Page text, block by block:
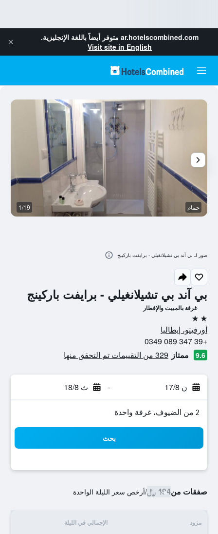
ar.hotelscombined.com متوفر أيضاً باللغة الإنجليزية.
Visit site in English
بي آند بي تشيلانغيلي - برايفت باركينج
غرفة بالمبيت والإفطار
2 نجمتين
أورفيتو، إيطاليا
+39 347 089 0349
9.6 ممتاز 329 من التقييمات تم التحقق منها
ن 17/8 - ث 18/8
2 من الضيوف، غرفة واحدة
بحث
صفقات من494 ﷼ /أرخص سعر الليلة الواحدة
مزود الإجمالي في الليلة
حمام 1/19
صور لـ بي آند بي تشيلانغيلي - برايفت باركينج